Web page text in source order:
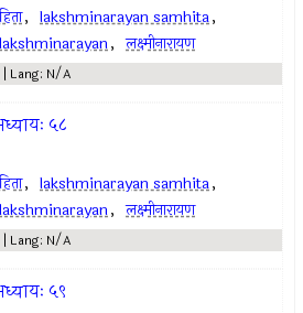
, lakshminarayan samhita,
lakshminarayan, लक्ष्मीनारायण
| Lang: N/A
५८
, lakshminarayan samhita,
lakshminarayan, लक्ष्मीनारायण
| Lang: N/A
५९